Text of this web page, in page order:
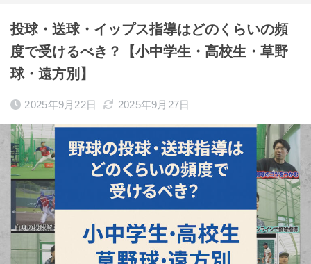
投球・送球・イップス指導はどのくらいの頻
度で受けるべき？【小中学生・高校生・草野
球・遠方別】
2025年9月22日 2025年9月27日